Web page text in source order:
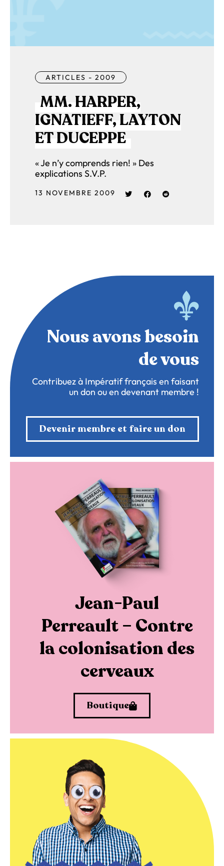
ARTICLES - 2009
MM. HARPER,
IGNATIEFF, LAYTON
ET DUCEPPE
« Je n’y comprends rien! » Des
explications S.V.P.
13 NOVEMBRE 2009
Nous avons besoin
de vous
Contribuez à Impératif français en faisant
un don ou en devenant membre !
Devenir membre et faire un don
Jean-Paul
Perreault – Contre
la colonisation des
cerveaux
Boutique